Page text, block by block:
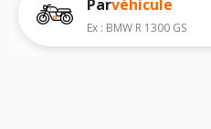
Nous recommandons de toujours
dimensions homologuées par le
Pour cela, veuillez sélectionner le
Parvéhicule
Ex : BMW R 1300 GS